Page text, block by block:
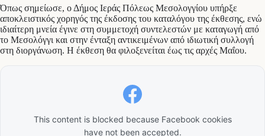
Όπως σημείωσε, ο Δήμος Ιεράς Πόλεως Μεσολογγίου υπήρξε
αποκλειστικός χορηγός της έκδοσης του καταλόγου της έκθεσης, ενώ
ιδιαίτερη μνεία έγινε στη συμμετοχή συντελεστών με καταγωγή από
το Μεσολόγγι και στην ένταξη αντικειμένων από ιδιωτική συλλογή
στη διοργάνωση. Η έκθεση θα φιλοξενείται έως τις αρχές Μαΐου.
This content is blocked because Facebook cookies
have not been accepted.